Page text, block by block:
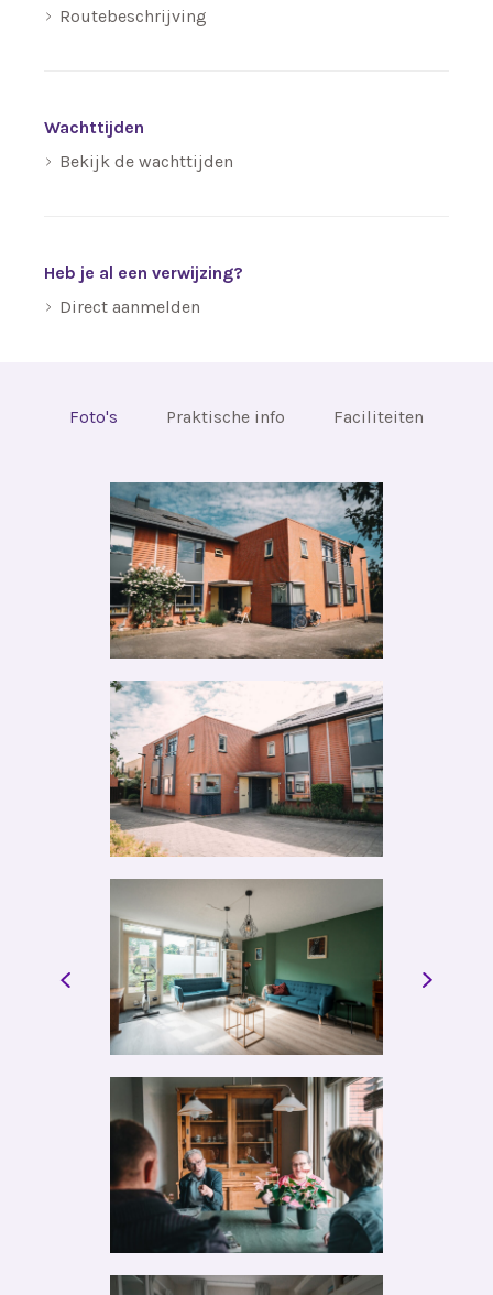
Routebeschrijving
Wachttijden
Bekijk de wachttijden
Heb je al een verwijzing?
Direct aanmelden
Foto's Praktische info Faciliteiten